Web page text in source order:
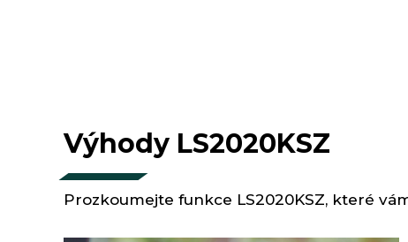
Výhody LS2020KSZ
Prozkoumejte funkce LS2020KSZ, které